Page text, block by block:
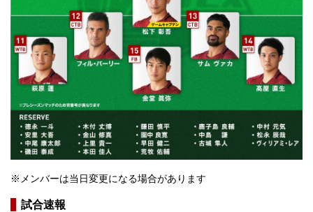
※メンバーは当日変更になる場合があります
試合速報